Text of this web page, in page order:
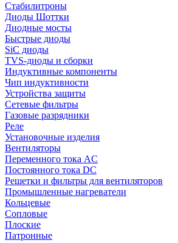
Стабилитроны
Диоды Шоттки
Диодные мосты
Быстрые диоды
SiC диоды
TVS-диоды и сборки
Индуктивные компоненты
Чип индуктивности
Устройства защиты
Сетевые фильтры
Газовые разрядники
Реле
Установочные изделия
Вентиляторы
Переменного тока AC
Постоянного тока DC
Решетки и фильтры для вентиляторов
Промышленные нагреватели
Кольцевые
Сопловые
Плоские
Патронные